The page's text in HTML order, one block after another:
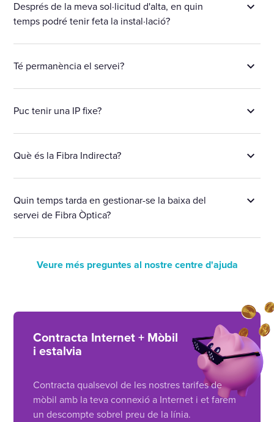
Després de la meva sol·licitud d'alta, en quin
temps podré tenir feta la instal·lació?
Té permanència el servei?
Puc tenir una IP fixe?
Què és la Fibra Indirecta?
Quin temps tarda en gestionar-se la baixa del
servei de Fibra Òptica?
Veure més preguntes al nostre centre d'ajuda
Contracta Internet + Mòbil
i estalvia
Contracta qualsevol de les nostres tarifes de
mòbil amb la teva connexió a Internet i et farem
un descompte sobrel preu de la línia.